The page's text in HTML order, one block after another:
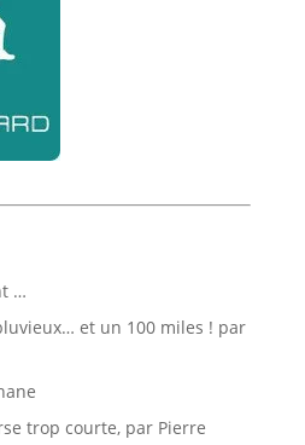
…
et un 100 miles ! par
trop courte, par Pierre